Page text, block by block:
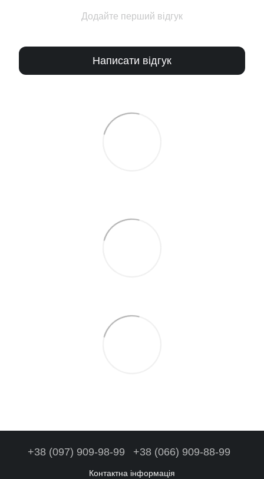
Додайте перший відгук
Написати відгук
+38 (097) 909-98-99 +38 (066) 909-88-99
Контактна інформація